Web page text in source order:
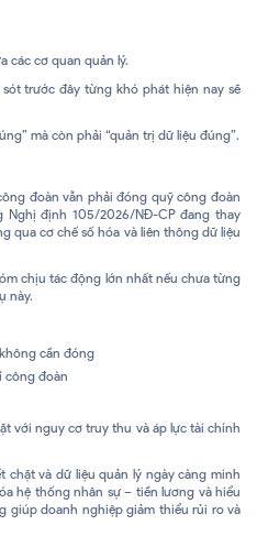
các cơ quan quản lý.
trước đây từng khó phát hiện nay sẽ
mà còn phải “quản trị dữ liệu đúng”.
đoàn vẫn phải đóng quỹ công đoàn
Nghị định 105/2026/NĐ-CP đang thay
qua cơ chế số hóa và liên thông dữ liệu
chịu tác động lớn nhất nếu chưa từng
này.
cần đóng
công đoàn
với nguy cơ truy thu và áp lực tài chính
chặt và dữ liệu quản lý ngày càng minh
hệ thống nhân sự – tiền lương và hiểu
giúp doanh nghiệp giảm thiểu rủi ro và